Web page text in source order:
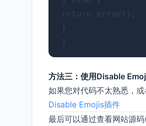
return array();
}
方法三：使用Disable
如果您对代码不太熟悉，
Disable Emojis插件
最后可以通过查看网站源